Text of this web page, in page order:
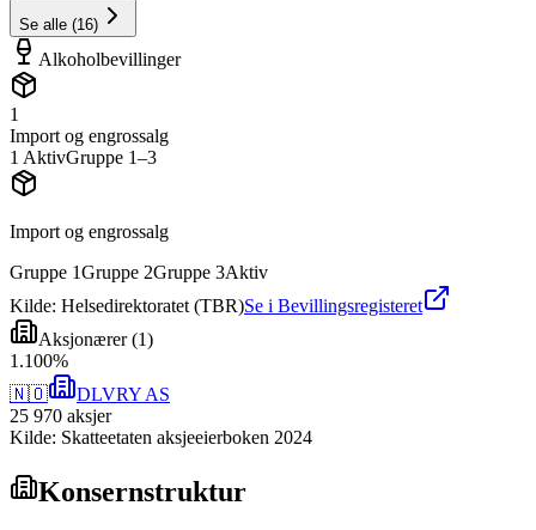
Se alle (16)
Alkoholbevillinger
1
Import og engrossalg
1 AktivGruppe 1–3
Import og engrossalg
Gruppe 1Gruppe 2Gruppe 3Aktiv
Kilde: Helsedirektoratet (TBR)Se i Bevillingsregisteret
Aksjonærer(1)
1 .100%
🇳🇴
DLVRY AS
25 970 aksjer
Kilde: Skatteetaten aksjeeierboken 2024
Konsernstruktur